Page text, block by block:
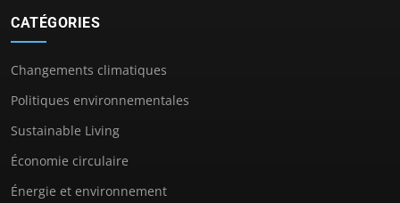
CATÉGORIES
Changements climatiques
Politiques environnementales
Sustainable Living
Économie circulaire
Énergie et environnement